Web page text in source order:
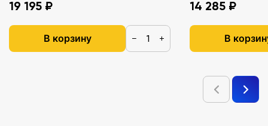
19 195 ₽
В корзину − +
14 285 ₽
В